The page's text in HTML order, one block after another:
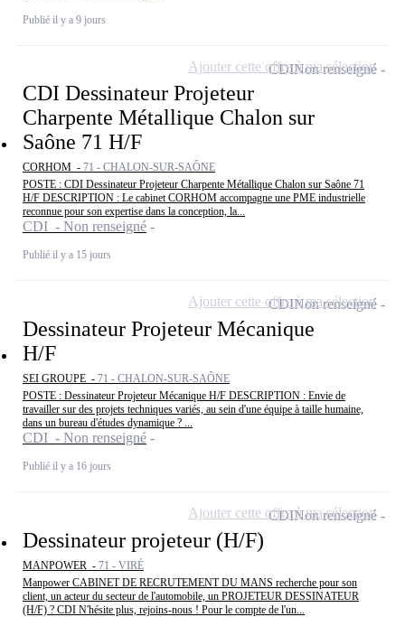
Publié il y a 9 jours
CDI Dessinateur Projeteur
Charpente Métallique Chalon sur
Saône 71 H/F
CORHOM - 71 - CHALON-SUR-SAÔNE
POSTE : CDI Dessinateur Projeteur Charpente Métallique Chalon sur Saône 71
H/F DESCRIPTION : Le cabinet CORHOM accompagne une PME industrielle
reconnue pour son expertise dans la conception, la...
CDI - Non renseigné
Publié il y a 15 jours
CDINon renseigné
Ajouter cette offre à ma sélection
Dessinateur Projeteur Mécanique
H/F
SEI GROUPE - 71 - CHALON-SUR-SAÔNE
POSTE : Dessinateur Projeteur Mécanique H/F DESCRIPTION : Envie de
travailler sur des projets techniques variés, au sein d'une équipe à taille humaine,
dans un bureau d'études dynamique ? ...
CDI - Non renseigné
Publié il y a 16 jours
CDINon renseigné
Ajouter cette offre à ma sélection
Dessinateur projeteur (H/F)
MANPOWER - 71 - VIRÉ
Manpower CABINET DE RECRUTEMENT DU MANS recherche pour son
client, un acteur du secteur de l'automobile, un PROJETEUR DESSINATEUR
(H/F) ? CDI N'hésite plus, rejoins-nous ! Pour le compte de l'un...
CDINon renseigné
Ajouter cette offre à ma sélection